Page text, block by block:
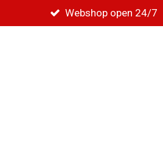
Webshop open 24/7